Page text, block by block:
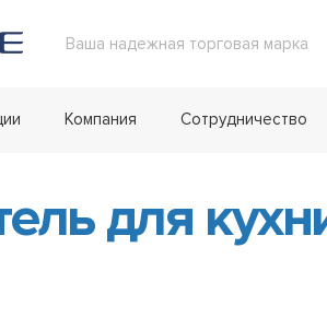
Ваша надежная торговая марка
Компания Сотрудничество
для